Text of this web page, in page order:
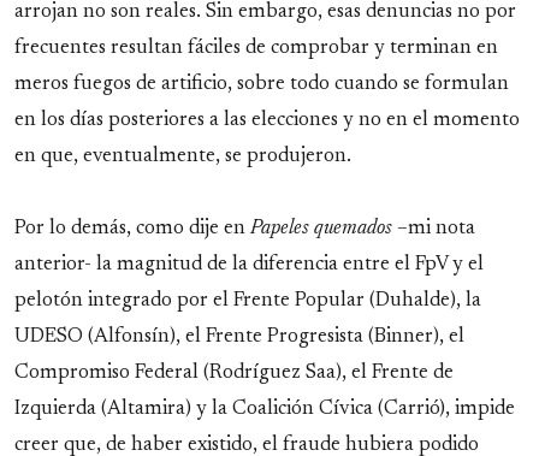
arrojan no son reales. Sin embargo, esas denuncias no por
frecuentes resultan fáciles de comprobar y terminan en
meros fuegos de artificio, sobre todo cuando se formulan
en los días posteriores a las elecciones y no en el momento
en que, eventualmente, se produjeron.
Por lo demás, como dije en Papeles quemados –mi nota
anterior- la magnitud de la diferencia entre el FpV y el
pelotón integrado por el Frente Popular (Duhalde), la
UDESO (Alfonsín), el Frente Progresista (Binner), el
Compromiso Federal (Rodríguez Saa), el Frente de
Izquierda (Altamira) y la Coalición Cívica (Carrió), impide
creer que, de haber existido, el fraude hubiera podido